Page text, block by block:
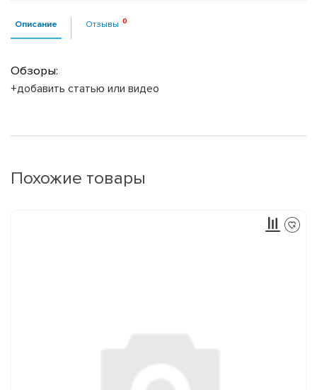
Описание Отзывы
Обзоры:
+добавить статью или видео
Похожие товары